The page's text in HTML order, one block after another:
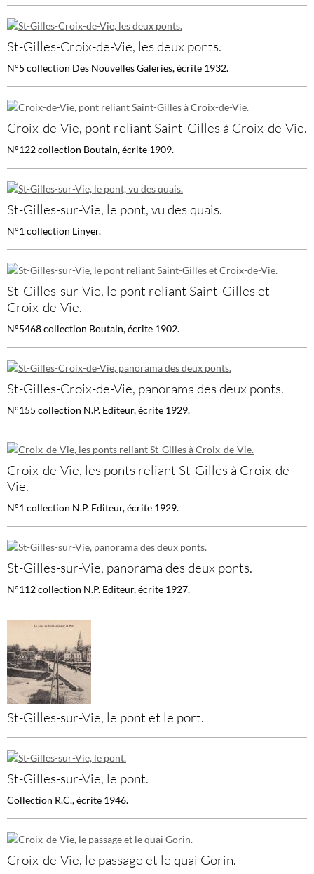
St-Gilles-Croix-de-Vie, les deux ponts.
N°5 collection Des Nouvelles Galeries, écrite 1932.
Croix-de-Vie, pont reliant Saint-Gilles à Croix-de-Vie.
N°122 collection Boutain, écrite 1909.
St-Gilles-sur-Vie, le pont, vu des quais.
N°1 collection Linyer.
St-Gilles-sur-Vie, le pont reliant Saint-Gilles et
Croix-de-Vie.
N°5468 collection Boutain, écrite 1902.
St-Gilles-Croix-de-Vie, panorama des deux ponts.
N°155 collection N.P. Editeur, écrite 1929.
Croix-de-Vie, les ponts reliant St-Gilles à Croix-de-
Vie.
N°1 collection N.P. Editeur, écrite 1929.
St-Gilles-sur-Vie, panorama des deux ponts.
N°112 collection N.P. Editeur, écrite 1927.
St-Gilles-sur-Vie, le pont et le port.
St-Gilles-sur-Vie, le pont.
Collection R.C., écrite 1946.
Croix-de-Vie, le passage et le quai Gorin.